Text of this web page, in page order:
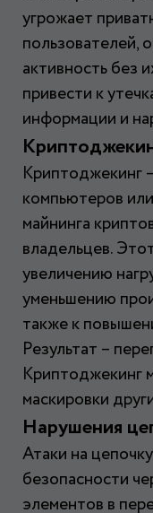
угрожает
пользователей,
активность без
привести к
информации и
Криптоджекинг
компьютеров
майнинга
владельцев.
увеличению
уменьшению
также к
Результат –
Криптоджекинг
маскировки
Нарушения
Атаки на
безопасности
элементов в